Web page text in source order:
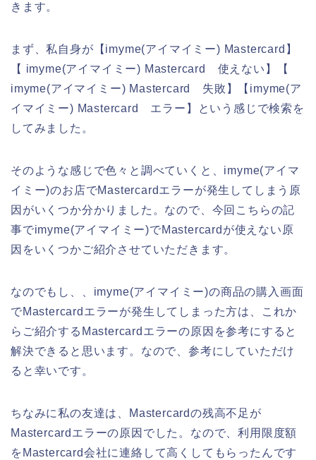
きます。
まず、私自身が【imyme(アイマイミー) Mastercard】
【 imyme(アイマイミー) Mastercard 使えない】【
imyme(アイマイミー) Mastercard 失敗】【imyme(ア
イマイミー) Mastercard エラー】という感じで検索を
してみました。
そのような感じで色々と調べていくと、imyme(アイマ
イミー)のお店でMastercardエラーが発生してしまう原
因がいくつか分かりました。なので、今回こちらの記
事でimyme(アイマイミー)でMastercardが使えない原
因をいくつかご紹介させていただきます。
なのでもし、、imyme(アイマイミー)の商品の購入画面
でMastercardエラーが発生してしまった方は、これか
らご紹介するMastercardエラーの原因を参考にすると
解決できると思います。なので、参考にしていただけ
ると幸いです。
ちなみに私の友達は、Mastercardの残高不足が
Mastercardエラーの原因でした。なので、利用限度額
をMastercard会社に連絡して高くしてもらったんです